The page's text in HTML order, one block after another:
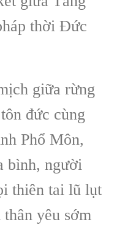
thời Đức
giữa rừng
đức cùng
Phổ Môn,
bình, người
thiên tai lũ lụt
yêu sớm